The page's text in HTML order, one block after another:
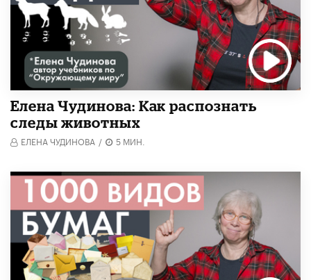
Елена Чудинова: Как распознать
следы животных
ЕЛЕНА ЧУДИНОВА / 5 МИН.